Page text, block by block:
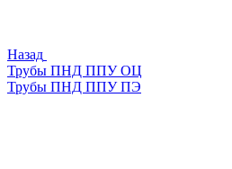
Назад
Трубы ПНД ППУ ОЦ
Трубы ПНД ППУ ПЭ